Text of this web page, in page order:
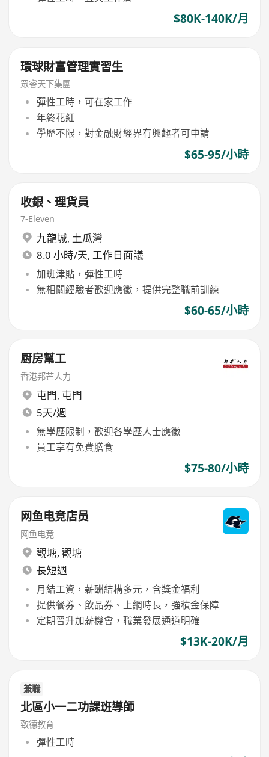
$80K-140K/月
環球財富管理實習生
眾睿天下集團
彈性工時，可在家工作
年終花紅
學歷不限，對金融財經界有興趣者可申請
$65-95/小時
收銀、理貨員
7-Eleven
九龍城, 土瓜灣
8.0 小時/天, 工作日面議
加班津貼，彈性工時
無相關經驗者歡迎應徵，提供完整職前訓練
$60-65/小時
厨房幫工
香港邦芒人力
屯門, 屯門
5天/週
無學歷限制，歡迎各學歷人士應徵
員工享有免費膳食
$75-80/小時
网鱼电竞店员
网鱼电竞
觀塘, 觀塘
長短週
月結工資，薪酬結構多元，含獎金福利
提供餐券、飲品券、上網時長，強積金保障
定期晉升加薪機會，職業發展通道明確
$13K-20K/月
兼職
北區小一二功課班導師
致德教育
彈性工時